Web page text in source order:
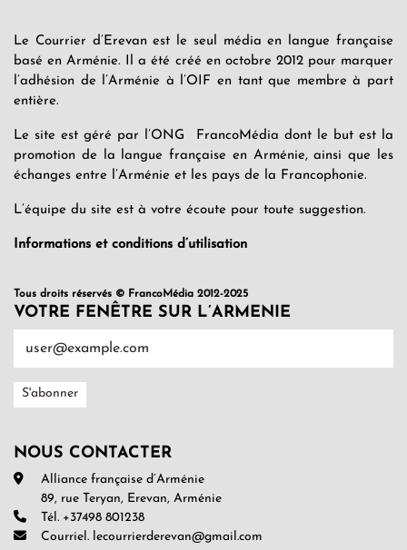
Le Courrier d’Erevan est le seul média en langue française
basé en Arménie. Il a été créé en octobre 2012 pour marquer
l’adhésion de l’Arménie à l’OIF en tant que membre à part
entière.
Le site est géré par l’ONG FrancoMédia dont le but est la
promotion de la langue française en Arménie, ainsi que les
échanges entre l’Arménie et les pays de la Francophonie.
L’équipe du site est à votre écoute pour toute suggestion.
Informations et conditions d’utilisation
Tous droits réservés © FrancoMédia 2012-2025
VOTRE FENÊTRE SUR L’ARMENIE
NOUS CONTACTER
Alliance française d’Arménie
89, rue Teryan, Erevan, Arménie
Tél. +37498 801238
Courriel. lecourrierderevan@gmail.com